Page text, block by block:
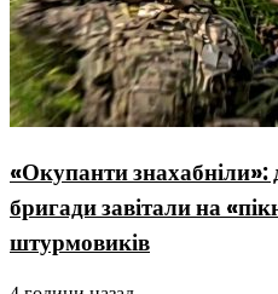
«Окупанти знахабніли»:
бригади завітали на
штурмовиків